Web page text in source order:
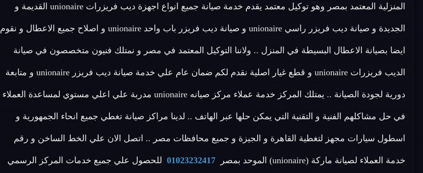
المنزلية المعتمد بمصر وهو توكيل معتمد يقدم خدمة صيانة جميع انواع اجهزة ديب فريزرات unionaire القديمة و
الجديدة و صيانة ديب فريزر راسي unionaire و صيانة ديب فريزر باب واحد unionaire و اصلاح جميع الاعطال و نقوم
ايضا بصيانة الاعطال البسيطة في المنزل .. ولاننا التوكيل المعتمد في مصر و نمتلك فنيون متخصصون في صيانة
الديب فريزرات unionaire و قطع غيار اصلية نقدم لكم ضمان عام علي خدمة صيانة ديب فريزر unionaire و متابعة
دورية لجودة الصيانة .. يمتلك المركز خدمة عملاء مركز صيانه unionaire مدربة علي اعلي مستوي لمساعدة العملاء
في حل مشاكلهم الفنية و التقنية التي يمكن حلها عبر الهاتف .. لدينا مراكز صيانة تغطي جميع انحاء الجمهورية و
اسطول سيارات مجهز لتغطية القاهرة و الجيزة و جميع محافظات مصر .. اتصل الان علي الخط الساخن و رقم
خدمة العملاء لصيانة ماركة (unionaire) الموحد بمصر 01023232417 للحصول علي جميع خدمات المركز الرسمي